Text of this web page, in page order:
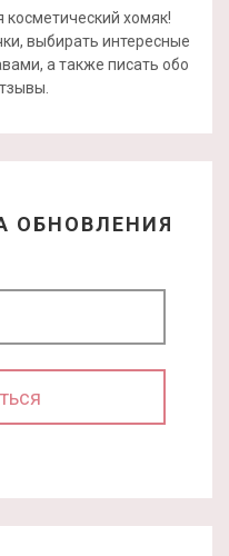
хомяк!
выбирать интересные
а также писать обо
ОБНОВЛЕНИЯ